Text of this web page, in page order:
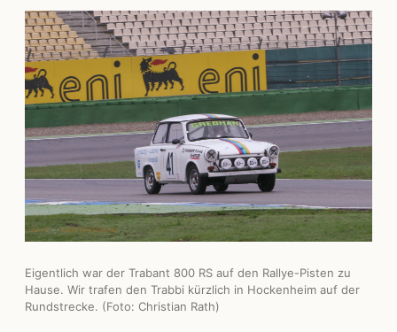
Eigentlich war der Trabant 800 RS auf den Rallye-Pisten zu
Hause. Wir trafen den Trabbi kürzlich in Hockenheim auf der
Rundstrecke. (Foto: Christian Rath)